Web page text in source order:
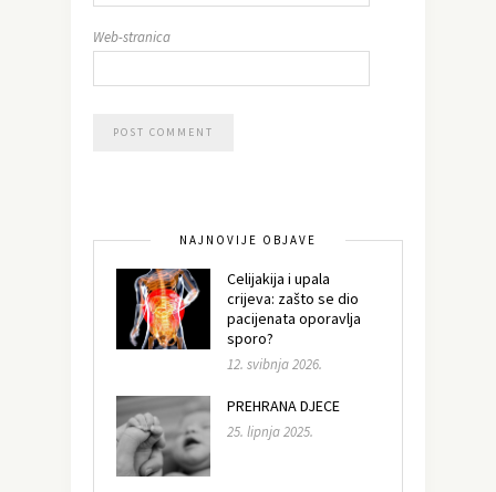
Web-stranica
NAJNOVIJE OBJAVE
Celijakija i upala
crijeva: zašto se dio
pacijenata oporavlja
sporo?
12. svibnja 2026.
PREHRANA DJECE
25. lipnja 2025.